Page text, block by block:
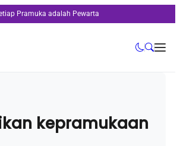
Pramuka adalah Pewarta
kepramukaan